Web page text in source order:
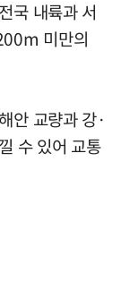
국 내륙과 서
미만의
안 교량과 강·
수 있어 교통